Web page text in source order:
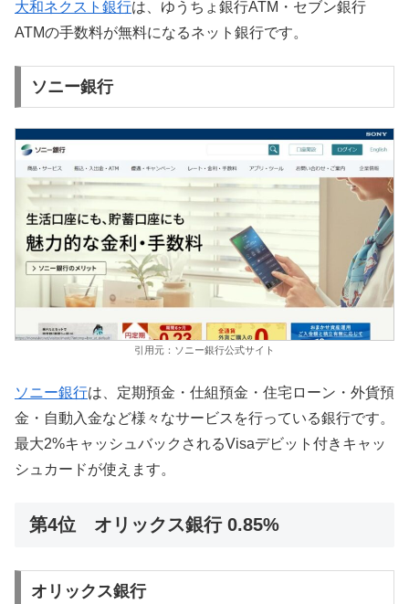
大和ネクスト銀行は、ゆうちょ銀行ATM・セブン銀行
ATMの手数料が無料になるネット銀行です。
ソニー銀行
引用元：ソニー銀行公式サイト
ソニー銀行は、定期預金・仕組預金・住宅ローン・外貨預
金・自動入金など様々なサービスを行っている銀行です。
最大2%キャッシュバックされるVisaデビット付きキャッ
シュカードが使えます。
第4位 オリックス銀行 0.85%
オリックス銀行